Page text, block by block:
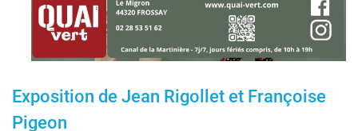
Exposition de Jean Rigollet et Françoise
Pigeon